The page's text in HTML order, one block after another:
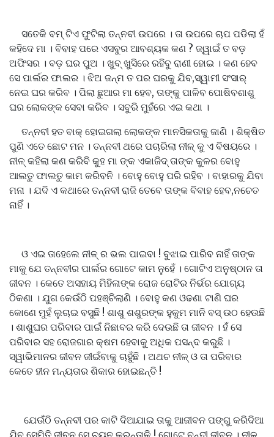
ସତେକି ବମ୍ ଟିଏ ଫୁଟିଲା ତନ୍ନବୀ ଉପରେ । ତା ଉପରେ ଚାପ ପଡିଲା ହଁ
କହିଦେ ମା । ବିବାହ ପରେ ଏସବୁର ଆବଶ୍ୟକ କଣ ? ଜ୍ୱାଇଁ ତ ବଡ଼
ଅଫିସର । ବଡ଼ ଘର ପୁଅ । ଖୁବ୍ ଖୁସିରେ ରହିବୁ ରାଣୀ ହୋଇ । କଣ ହେବ
ସେ ପାର୍ଲର ଫାଲର । ଝିଅ ଜନ୍ମ ତ ପର ଘରକୁ ଯିବ,ସ୍ୱାମୀ ସଂସାର୍
ନେଇ ଘର କରିବ । ପିଲା ଛୁଆର ମା ହେବ, ତାଙ୍କୁ ପାଳିବ ପୋଷିବଶାଶୁ
ଘର ଲୋକଙ୍କ ସେବା କରିବ । ସବୁରି ମୁହଁରେ ଏଇ କଥା ।
ତନ୍ନବୀ ହତ ବାକ୍ ହୋଇଗଲା ଲୋକଙ୍କ ମାନସିକତାକୁ ଜାଣି । ଶିକ୍ଷିତ
ପୁଣି ଏତେ ଛୋଟ ମନ । ତନ୍ନବୀ ଥରେ ପଚାରିଲା ନୀଳ୍ କୁ ଏ ବିଷୟରେ ।
ନୀଳ୍ କହିଲା କଣ କରିବି କୁହ ମା ଙ୍କ ଏକାଜିଦ୍ ତାଙ୍କ କୁଳର ବୋହୁ
ଆଲତୁ ଫାଲତୁ କାମ କରିବନି । ବୋହୁ ବୋହୁ ପରି ରହିବ । ବାହାରକୁ ଯିବା
ମନା । ଯଦି ଏ କଥାରେ ତନ୍ନବୀ ରାଜି ତେବେ ତାଙ୍କ ବିବାହ ହେବ,ନଚେତ
ନାହିଁ ।
ଓ ଏଇ ତାହେଲେ ନୀଳ୍ ର ଭଲ ପାଇବା ! ବୁଝାଇ ପାରିବ ନାହିଁ ତାଙ୍କ
ମାକୁ ଯେ ତନ୍ନବୀର ପାର୍ଲର ଗୋଟେ କାମ ନୁହେଁ । ଗୋଟିଏ ଅନୁଷ୍ଠାନ ତା
ଜୀବନ । କେତେ ଅସହାୟ ମିହିଳାଙ୍କ ରୋଜ ରୋଟିର ନିର୍ଭର ଯୋଗ୍ୟ
ଠିକଣା । ଯୁଗ କେଉଁଠି ପହଞ୍ଚିଲାଣି । ବୋହୁ କଣ ଓଢଣା ଟାଣି ଘର
କୋଣେ ମୁହଁ ଲୁଚାଇ ବସୁଛି ! ଶାଶୁ ଶଶୁରଙ୍କ ହୁକୁମ ମାନି ବସ୍ ଉଠ ହେଉଛି
। ଶାଶୁଘର ପରିବାର ପାଇଁ ନିଛାବର କରି ଦେଉଛି ତା ଜୀବନ । ହଁ ସେ
ପରିବାର ସହ ରୋଜଗାର କ୍ଷମ ହେବାକୁ ଅଧିକ ପସନ୍ଦ କରୁଛି ।
ସ୍ୱାଭିମାନର ଜୀବନ ଜୀଇଁବାକୁ ଚାହୁଁଛି । ଅଥଚ ନୀଳ୍ ଓ ତା ପରିବାର
କେତେ ହୀନ ମନ୍ୟତାର ଶିକାର ହୋଇଛନ୍ତି !
ଯେଉଁଠି ତନ୍ନବୀ ପର କାଟି ଦିଆଯାଇ ତାକୁ ଆଜୀବନ ପଙ୍ଗୁ କରିଦିଆ
ଯିବ ସେମିତି ଜୀବନ ସେ ଚୟନ କରନ୍ତାକି ! ଗୋଟେ ବନ୍ଦୀ ଜୀବନ । ନୀଳ୍